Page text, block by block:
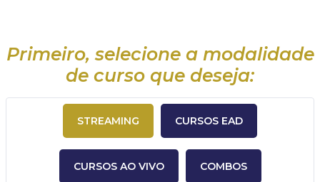
Primeiro, selecione a modalidade
de curso que deseja:
STREAMING CURSOS EAD
CURSOS AO VIVO COMBOS